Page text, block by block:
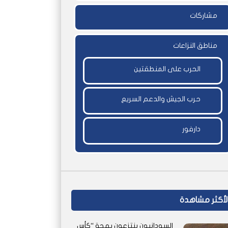
مشاركات
مناطق النزاعات
الحرب على المنطقتين
حرب الجيش والدعم السريع
دارفور
مشاهدة
السودانيون ينتزعون بهجة “كأس